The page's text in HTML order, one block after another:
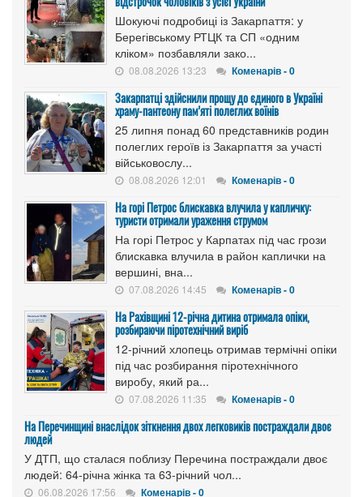
Шокуючі подробиці із Закарпаття: у
Берегівському РТЦК та СП «одним
кліком» позбавляли зако...
08.08.2026 13:23 Коменарів - 0
Закарпатці здійснили прощу до єдиного в Україні
храму-пантеону пам’яті полеглих воїнів
25 липня понад 60 представників родин
полеглих героїв із Закарпаття за участі
військовослу...
08.08.2026 12:01 Коменарів - 0
На горі Петрос блискавка влучила у капличку:
туристи отримали ураження струмом
На горі Петрос у Карпатах під час грози
блискавка влучила в район каплички на
вершині, вна...
07.08.2026 14:45 Коменарів - 0
На Рахівщині 12-річна дитина отримала опіки,
розбираючи піротехнічний виріб
12-річний хлопець отримав термічні опіки
під час розбирання піротехнічного
виробу, який ра...
07.08.2026 11:35 Коменарів - 0
На Перечинщині внаслідок зіткнення двох легковиків постраждали двоє
людей
У ДТП, що сталася поблизу Перечина постраждали двоє
людей: 64-річна жінка та 63-річний чол...
06.08.2026 17:56 Коменарів - 0